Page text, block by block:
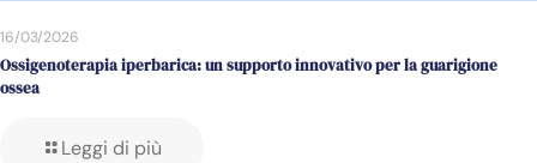
16/03/2026
Ossigenoterapia iperbarica: un supporto innovativo per la guarigione
ossea
Leggi di più